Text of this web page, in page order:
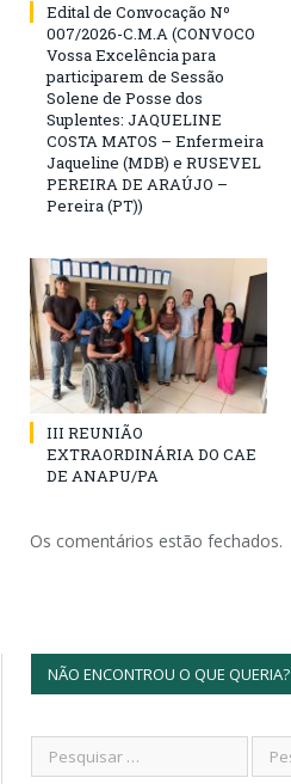
Edital de Convocação Nº
007/2026-C.M.A (CONVOCO
Vossa Excelência para
participarem de Sessão
Solene de Posse dos
Suplentes: JAQUELINE
COSTA MATOS – Enfermeira
Jaqueline (MDB) e RUSEVEL
PEREIRA DE ARAÚJO –
Pereira (PT))
III REUNIÃO
EXTRAORDINÁRIA DO CAE
DE ANAPU/PA
Os comentários estão fechados.
NÃO ENCONTROU O QUE QUERIA?